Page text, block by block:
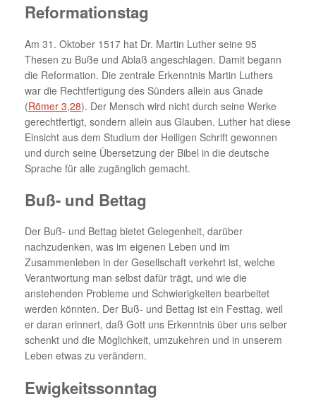
Reformationstag
Am 31. Oktober 1517 hat Dr. Martin Luther seine 95
Thesen zu Buße und Ablaß angeschlagen. Damit begann
die Reformation. Die zentrale Erkenntnis Martin Luthers
war die Rechtfertigung des Sünders allein aus Gnade
(Römer 3,28). Der Mensch wird nicht durch seine Werke
gerechtfertigt, sondern allein aus Glauben. Luther hat diese
Einsicht aus dem Studium der Heiligen Schrift gewonnen
und durch seine Übersetzung der Bibel in die deutsche
Sprache für alle zugänglich gemacht.
Buß- und Bettag
Der Buß- und Bettag bietet Gelegenheit, darüber
nachzudenken, was im eigenen Leben und im
Zusammenleben in der Gesellschaft verkehrt ist, welche
Verantwortung man selbst dafür trägt, und wie die
anstehenden Probleme und Schwierigkeiten bearbeitet
werden könnten. Der Buß- und Bettag ist ein Festtag, weil
er daran erinnert, daß Gott uns Erkenntnis über uns selber
schenkt und die Möglichkeit, umzukehren und in unserem
Leben etwas zu verändern.
Ewigkeitssonntag